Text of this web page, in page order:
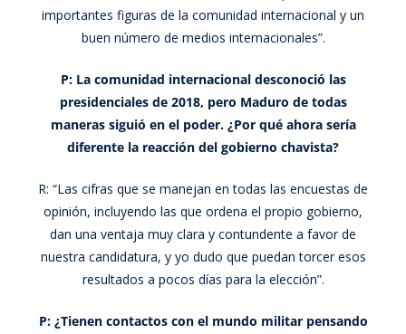
importantes figuras de la comunidad internacional y un
buen número de medios internacionales”.
P: La comunidad internacional desconoció las
presidenciales de 2018, pero Maduro de todas
maneras siguió en el poder. ¿Por qué ahora sería
diferente la reacción del gobierno chavista?
R: “Las cifras que se manejan en todas las encuestas de
opinión, incluyendo las que ordena el propio gobierno,
dan una ventaja muy clara y contundente a favor de
nuestra candidatura, y yo dudo que puedan torcer esos
resultados a pocos días para la elección”.
P: ¿Tienen contactos con el mundo militar pensando